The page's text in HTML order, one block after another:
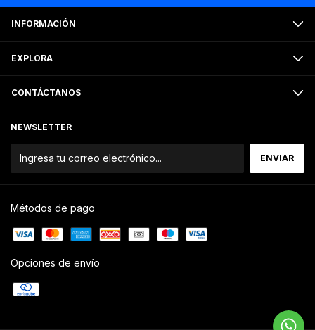
INFORMACIÓN
EXPLORA
CONTÁCTANOS
NEWSLETTER
Métodos de pago
Opciones de envío